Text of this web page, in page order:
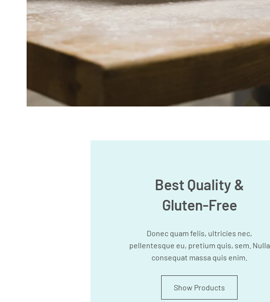
Best Quality &
Gluten-Free
Donec quam felis, ultricies nec,
pellentesque eu, pretium quis, sem. Nulla
consequat massa quis enim.
Show Products